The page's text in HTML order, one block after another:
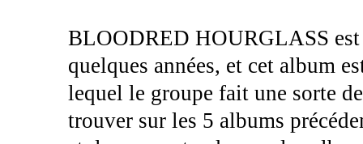
BLOODRED HOURGLASS est
quelques années, et cet album
lequel le groupe fait une sorte
trouver sur les 5 albums